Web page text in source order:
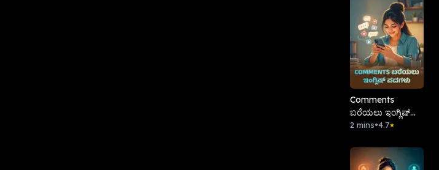
Comments
ಬರೆಯಲು ಇಂಗ್ಲಿಷ್
ಪದಗಳು .
2 mins•4.7★